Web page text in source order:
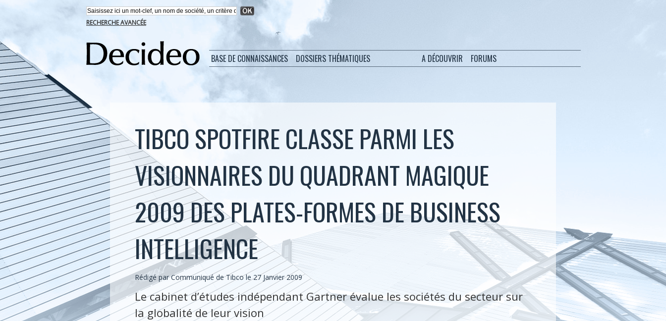
RECHERCHE AVANCÉE
BASE DE CONNAISSANCES DOSSIERS THÉMATIQUES A DÉCOUVRIR FORUMS
TIBCO SPOTFIRE CLASSE PARMI LES
VISIONNAIRES DU QUADRANT MAGIQUE
2009 DES PLATES-FORMES DE BUSINESS
INTELLIGENCE
Rédigé par Communiqué de Tibco le 27 Janvier 2009
Le cabinet d’études indépendant Gartner évalue les sociétés du secteur sur
la globalité de leur vision